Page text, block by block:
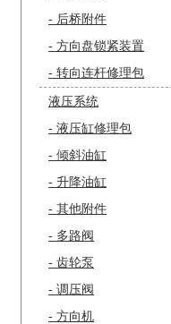
- 后桥附件
- 方向盘锁紧装置
- 转向连杆修理包
液压系统
- 液压缸修理包
- 倾斜油缸
- 升降油缸
- 其他附件
- 多路阀
- 齿轮泵
- 调压阀
- 方向机